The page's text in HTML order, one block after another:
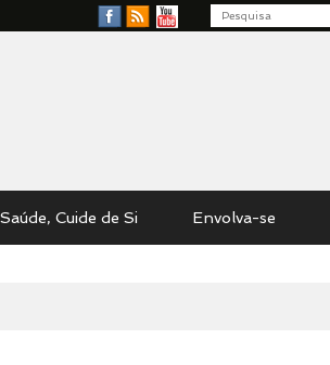
Facebook
RSS
YouTube
Cuide de Si Envolva-se